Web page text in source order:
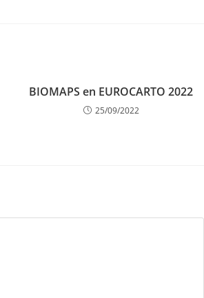
BIOMAPS en EUROCARTO 2022
25/09/2022